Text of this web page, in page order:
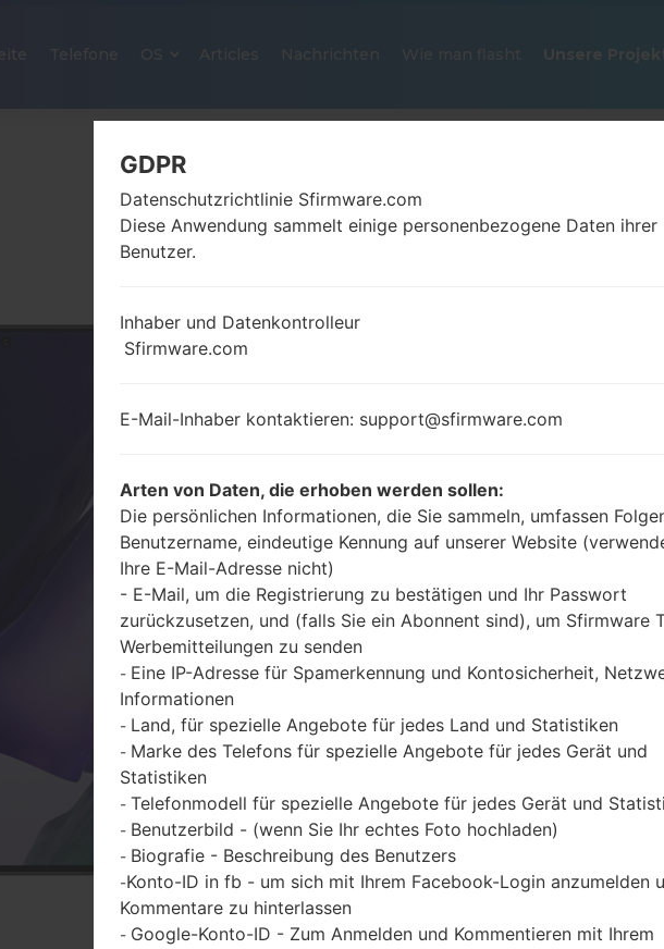
Nachrichten Wie man flasht Unsere
OFFIZIELLER FIRMWARE
Startseite → Galaxy Note 20 Ultra 5G →
Laden Sie das neueste Firmware-Update für
Vergessen Sie jedoch nicht zu überprüfen, ob
angegebenen SM-N986B entspricht. Der
wird mit der PDA-Version N986BXXS3EVB1 und
Version N986BXXU3EVA9 geliefert. Die
Android S 12. Detalierte Anleitung, wie man die
geflascht wird,gibt es hier
DATEINAME
SM-N986B_3_2022020414024
1_e4zod5gmv3_fac
DATEIGRÖSSE 7.4 GiB
OS
CSC AUSFÜHRUNG
GDPR
Datenschutzrichtlinie Sfirmware.com
Diese Anwendung sammelt einige personenbezogene Daten ihrer
Benutzer.
Inhaber und Datenkontrolleur
Sfirmware.com
E-Mail-Inhaber kontaktieren: support@sfirmware.com
Arten von Daten, die erhoben werden sollen:
Die persönlichen Informationen, die Sie sammeln, umfassen
Benutzername, eindeutige Kennung auf unserer Website
Ihre E-Mail-Adresse nicht)
- E-Mail, um die Registrierung zu bestätigen und Ihr Passwort
zurückzusetzen, und (falls Sie ein Abonnent sind), um Sfirmware
Werbemitteilungen zu senden
- Eine IP-Adresse für Spamerkennung und Kontosicherheit,
Informationen
- Land, für spezielle Angebote für jedes Land und Statistiken
- Marke des Telefons für spezielle Angebote für jedes Gerät und
Statistiken
- Telefonmodell für spezielle Angebote für jedes Gerät und
- Benutzerbild - (wenn Sie Ihr echtes Foto hochladen)
- Biografie - Beschreibung des Benutzers
-Konto-ID in fb - um sich mit Ihrem Facebook-Login anzumelden
Kommentare zu hinterlassen
- Google-Konto-ID - Zum Anmelden und Kommentieren mit Ihrem